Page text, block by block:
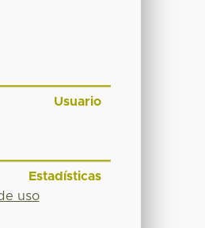
Usuario
Estadísticas
uso